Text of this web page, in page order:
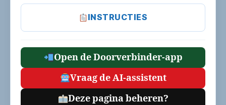
INSTRUCTIES
Open de Doorverbinder-app
Vraag de AI-assistent
Deze pagina beheren?